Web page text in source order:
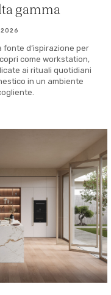
gamma
2026
fonte d’ispirazione per
come workstation,
ai rituali quotidiani
in un ambiente